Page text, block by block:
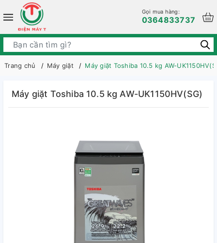
Gọi mua hàng:
0364833737
Trang chủ Máy giặt Máy giặt Toshiba 10.5 kg AW-
Máy giặt Toshiba 10.5 kg AW-UK1150HV(SG)